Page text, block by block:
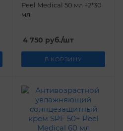
Peel Medical 50 мл +2*30
мл
4 750 руб./шт
В КОРЗИНУ